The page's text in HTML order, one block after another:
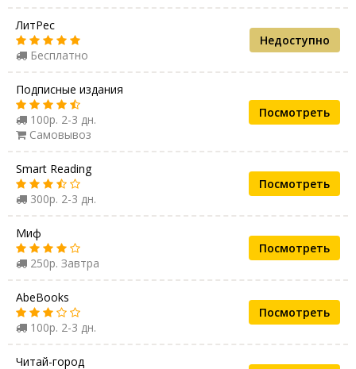
ЛитРес
Бесплатно
Недоступно
Подписные издания
100р. 2-3 дн.
Самовывоз
Посмотреть
Smart Reading
300р. 2-3 дн.
Посмотреть
Миф
250р. Завтра
Посмотреть
AbeBooks
100р. 2-3 дн.
Посмотреть
Читай-город